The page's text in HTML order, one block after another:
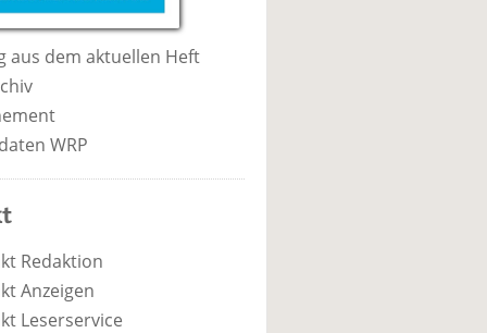
aus dem aktuellen Heft
WRP
Redaktion
Anzeigen
Leserservice